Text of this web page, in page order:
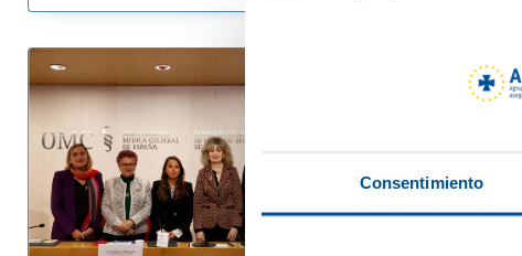
Consentimiento